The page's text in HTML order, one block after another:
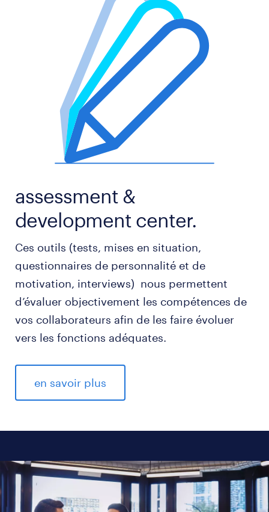
assessment &
development center.
Ces outils (tests, mises en situation,
questionnaires de personnalité et de
motivation, interviews) nous permettent
d’évaluer objectivement les compétences de
vos collaborateurs afin de les faire évoluer
vers les fonctions adéquates.
en savoir plus